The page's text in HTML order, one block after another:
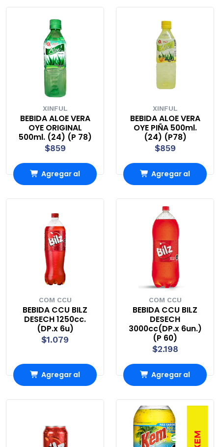
XINFUL
BEBIDA ALOE VERA
OYE ORIGINAL
500ml. (24) (P 78)
$859
Agregar al
XINFUL
BEBIDA ALOE VERA
OYE PIÑA 500ml.
(24) (P78)
$859
Agregar al
COM CCU
BEBIDA CCU BILZ
DESECH 1250cc.
(DP.x 6u)
$1.079
Agregar al
COM CCU
BEBIDA CCU BILZ
DESECH
3000cc(DP.x 6un.)
(P 60)
$2.198
Agregar al